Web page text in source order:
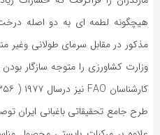
هیچگونه لطمه ای به دو اصله
مذکور در مقابل سرمای طولانی وغیر
وزارت کشاورزی را متوجه سازگار
طرح جامع تحقیقاتی باغبانی ایران